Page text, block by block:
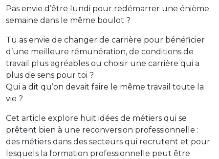
Pas envie d’être lundi pour redémarrer une énième
semaine dans le même boulot ?
Tu as envie de changer de carrière pour bénéficier
d’une meilleure rémunération, de conditions de
travail plus agréables ou choisir une carrière qui a
plus de sens pour toi ?
Qui a dit qu’on devait faire le même travail toute la
vie ?
Cet article explore huit idées de métiers qui se
prêtent bien à une reconversion professionnelle :
des métiers dans des secteurs qui recrutent et pour
lesquels la formation professionnelle peut être